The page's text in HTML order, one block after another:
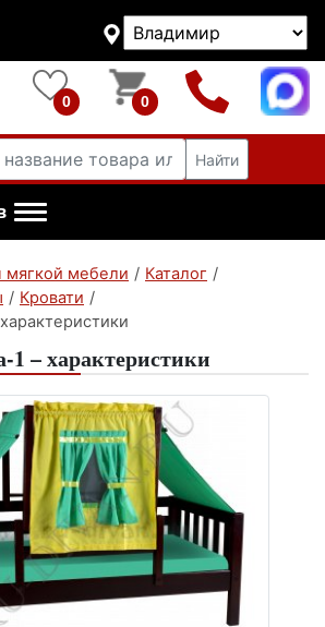
0 0
Найти
мягкой мебели / Каталог /
/ Кровати /
– характеристики